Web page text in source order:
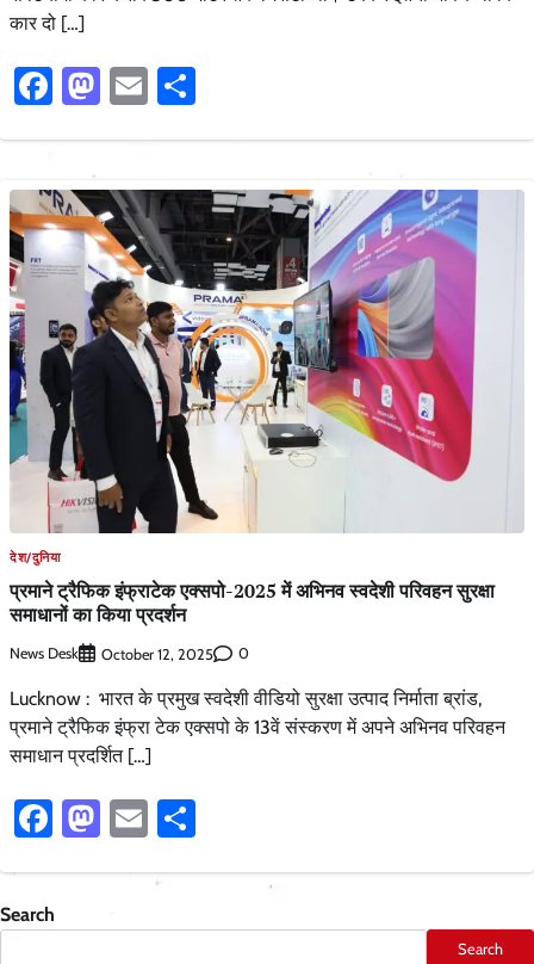
कार दो […]
Facebook
Mastodon
Email
देश/दुनिया
प्रमाने ट्रैफिक इंफ्राटेक एक्सपो-2025 में अभिनव स्वदेशी परिवहन सुरक्षा
समाधानों का किया प्रदर्शन
News Desk October 12, 2025 0
Lucknow : भारत के प्रमुख स्वदेशी वीडियो सुरक्षा उत्पाद निर्माता ब्रांड,
प्रमाने ट्रैफिक इंफ्रा टेक एक्सपो के 13वें संस्करण में अपने अभिनव परिवहन
समाधान प्रदर्शित […]
Facebook
Mastodon
Email
Search
Search